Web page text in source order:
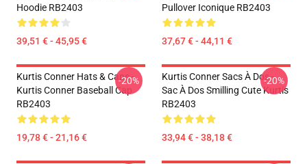
Hoodie RB2403
39,51 € - 45,95 €
Pullover Iconique RB2403
37,67 € - 44,11 €
Kurtis Conner Hats & Caps -
Kurtis Conner Baseball Cap
RB2403
19,78 € - 21,16 €
-20%
Kurtis Conner Sacs À Dos -
Sac À Dos Smilling Cute Kurtis
RB2403
33,94 € - 38,18 €
-20%